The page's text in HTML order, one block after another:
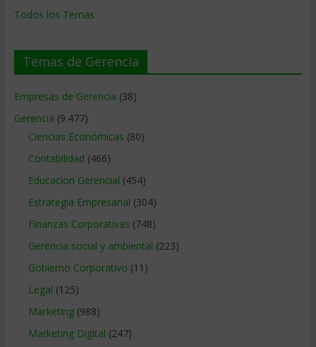
Todos los Temas
Temas de Gerencia
Empresas de Gerencia (38)
Gerencia (9.477)
Ciencias Económicas (80)
Contabilidad (466)
Educacion Gerencial (454)
Estrategia Empresarial (304)
Finanzas Corporativas (748)
Gerencia social y ambiental (223)
Gobierno Corporativo (11)
Legal (125)
Marketing(988)
Marketing Digital (247)